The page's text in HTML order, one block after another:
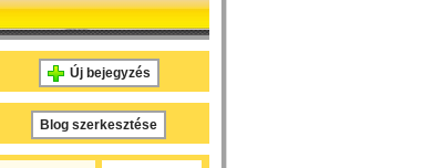
Új bejegyzés
Blog szerkesztése